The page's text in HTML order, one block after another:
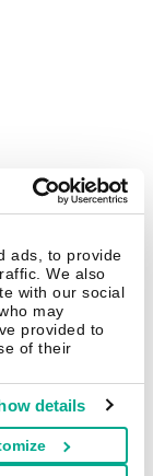
ads, to provide
We also
with our social
may
provided to
of their
details
de confidentialité
de presse